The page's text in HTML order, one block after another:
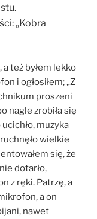
„Kobra
też byłem lekko
i ogłosiłem; „Z
proszeni
nagle zrobiła się
muzyka
wielkie
się, że
dotarło,
z ręki. Patrzę, a
a on
nawet